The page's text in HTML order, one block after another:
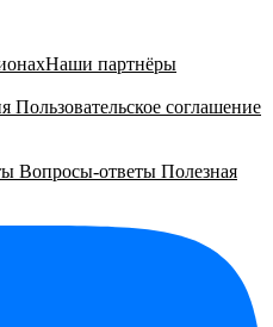
Наши партнёры
Пользовательское соглашение
Вопросы-ответы Полезная